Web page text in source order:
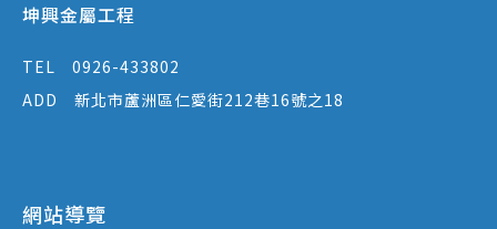
坤興金屬工程
TEL
0926-433802
ADD
新北市蘆洲區仁愛街212巷16號之18
網站導覽